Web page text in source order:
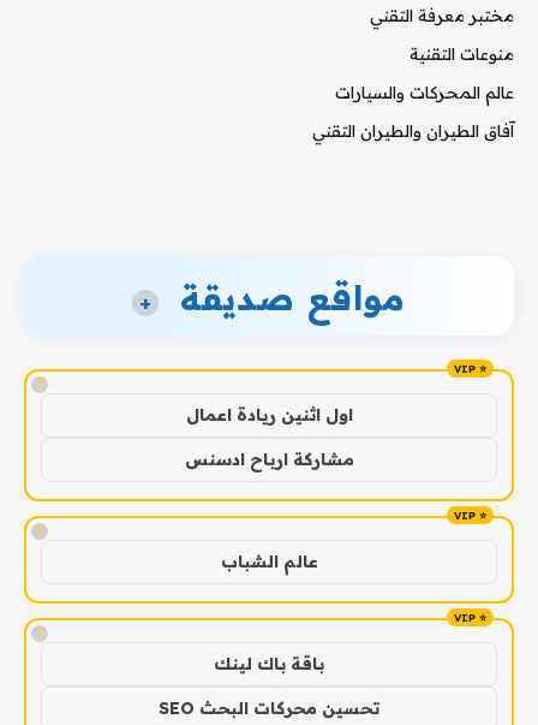
مختبر معرفة التقني
منوعات التقنية
عالم المحركات والسيارات
آفاق الطيران والطيران التقني
مواقع صديقة +
!
اول اثنين ريادة اعمال
مشاركة ارباح ادسنس
!
عالم الشباب
!
باقة باك لينك
تحسين محركات البحث SEO